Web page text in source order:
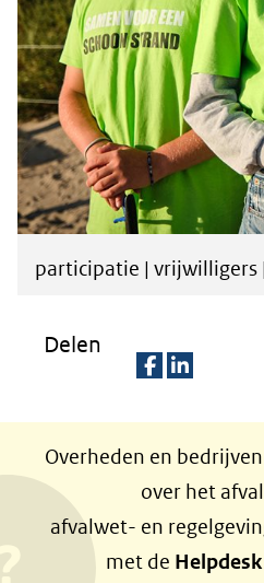
participatie | vrijwilligers
Delen
l
e
n
o
l
e
n
o
Overheden en
over het
afvalwet- en
met de